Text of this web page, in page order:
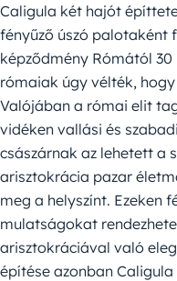
Caligula két hajót
fényűző úszó palotaként
képződmény Rómától
rómaiak úgy vélték,
Valójában a római elit
vidéken vallási és
császárnak az lehetett a
arisztokrácia pazar
meg a helyszínt. Ezeken
mulatságokat
arisztokráciával való
építése azonban